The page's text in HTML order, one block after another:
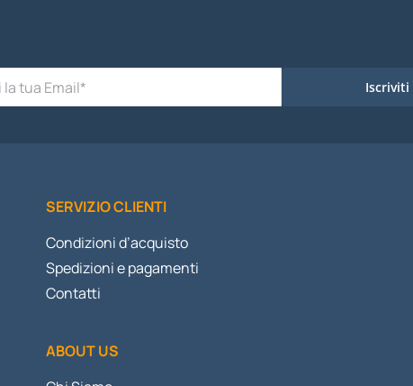
Iscriviti
SERVIZIO CLIENTI
Condizioni d’acquisto
Spedizioni e pagamenti
Contatti
ABOUT US